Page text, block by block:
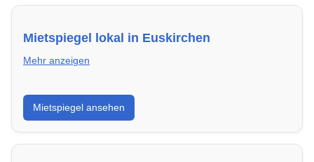
Mietspiegel lokal in Euskirchen
Mehr anzeigen
Erhalte einen Überblick über die aktuellen Mietpreise
regional in Euskirchen. So weißt du genau, welche
Miete fair ist und wo sich ein Vergleich lohnt.
Mietspiegel ansehen